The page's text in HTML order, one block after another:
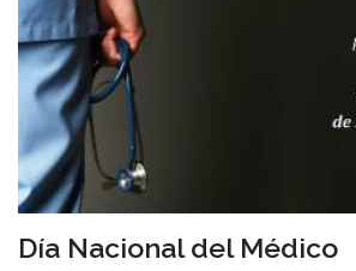
Día Nacional del Médico